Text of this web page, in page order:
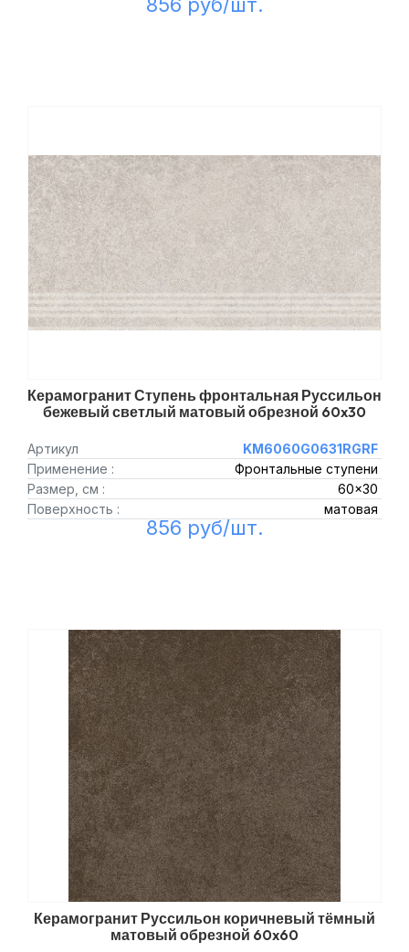
Керамогранит Ступень фронтальная Руссильон
бежевый светлый матовый обрезной 60x30
Артикул
KM6060G0631RGRF
Применение :
Фронтальные ступени
Размер, см :
60x30
Поверхность :
матовая
856 руб/шт.
Керамогранит Руссильон коричневый тёмный
матовый обрезной 60x60